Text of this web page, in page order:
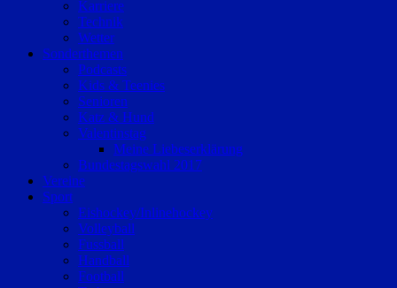
Karriere
Technik
Wetter
Sonderthemen
Podcasts
Kids & Teenies
Senioren
Katz & Hund
Valentinstag
Meine Liebeserklärung
Bundestagswahl 2017
Vereine
Sport
Eishockey/Inlinehockey
Volleyball
Fussball
Handball
Football